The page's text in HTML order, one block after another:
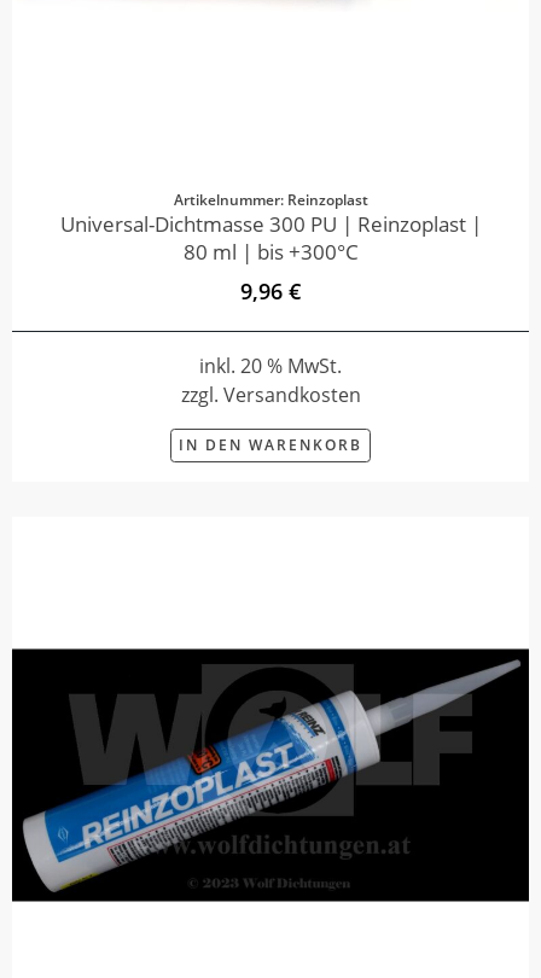
Artikelnummer: Reinzoplast
Universal-Dichtmasse 300 PU | Reinzoplast |
80 ml | bis +300°C
9,96 €
inkl. 20 % MwSt.
zzgl. Versandkosten
IN DEN WARENKORB